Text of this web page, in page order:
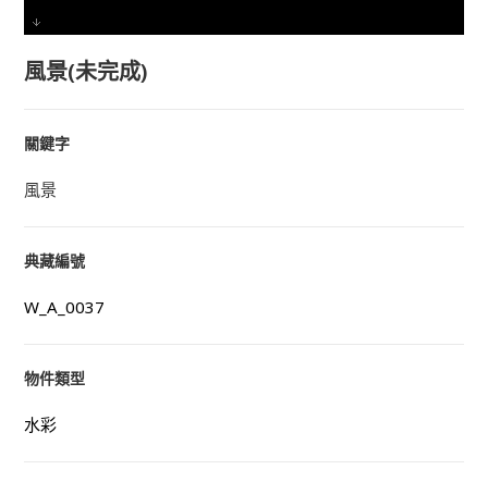
風景(未完成)
關鍵字
風景
典藏編號
W_A_0037
物件類型
水彩